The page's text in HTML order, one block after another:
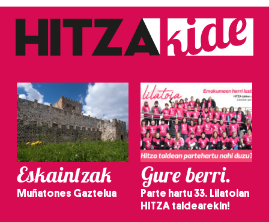
Eskaintzak
Muñatones Gaztelua
Gure berri.
Parte hartu 33. Lilatoian
HITZA taldearekin!